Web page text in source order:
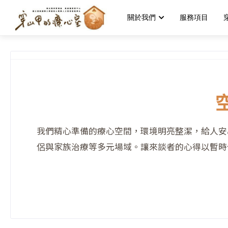
關於我們 服務項目
我們精心準備的療心空間，環境明亮整潔，給人
侶與家族治療等多元場域。讓來談者的心得以暫